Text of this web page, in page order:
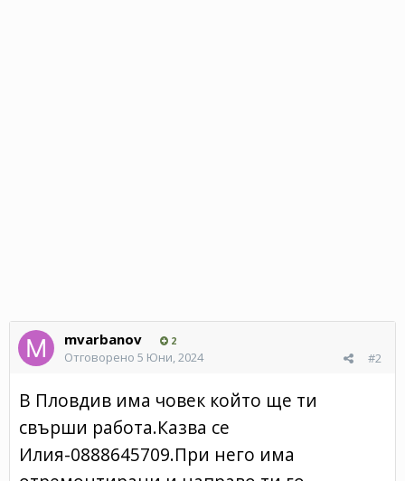
mvarbanov 2
#2
Отговорено 5 Юни, 2024
В Пловдив има човек който ще ти
свърши работа.Казва се
Илия-0888645709.При него има